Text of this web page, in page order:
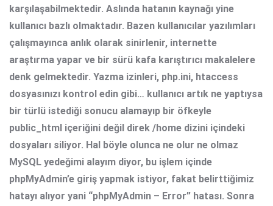
karşılaşabilmektedir. Aslında hatanın kaynağı yine
kullanıcı bazlı olmaktadır. Bazen kullanıcılar yazılımları
çalışmayınca anlık olarak sinirlenir, internette
araştırma yapar ve bir sürü kafa karıştırıcı makalelere
denk gelmektedir. Yazma izinleri, php.ini, htaccess
dosyasınızı kontrol edin gibi… kullanıcı artık ne yaptıysa
bir türlü istediği sonucu alamayıp bir öfkeyle
public_html içeriğini değil direk /home dizini içindeki
dosyaları siliyor. Hal böyle olunca ne olur ne olmaz
MySQL yedeğimi alayım diyor, bu işlem içinde
phpMyAdmin’e giriş yapmak istiyor, fakat belirttiğimiz
hatayı alıyor yani “phpMyAdmin – Error” hatası. Sonra